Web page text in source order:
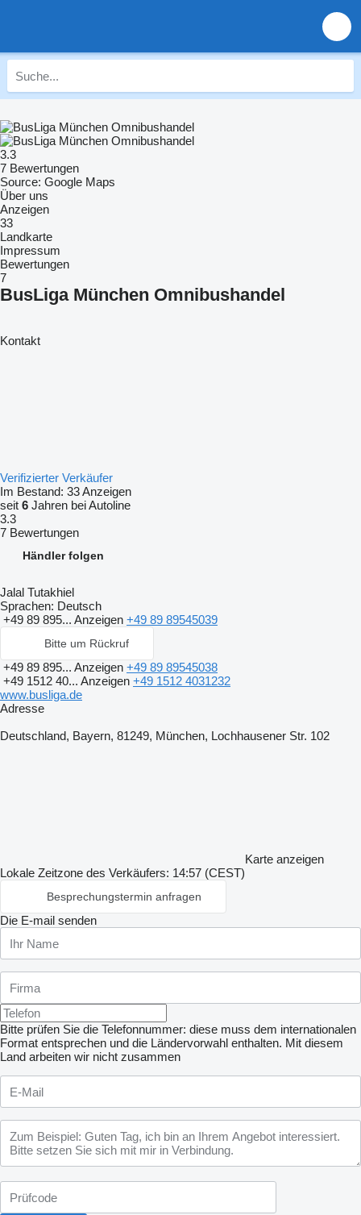
3.3
7 Bewertungen
Source: Google Maps
Über uns
Anzeigen
33
Landkarte
Impressum
Bewertungen
7
BusLiga München Omnibushandel
Kontakt
Verifizierter Verkäufer
Im Bestand: 33 Anzeigen
seit 6 Jahren bei Autoline
3.3
7 Bewertungen
Händler folgen
Jalal Tutakhiel
Sprachen: Deutsch
+49 89 895... Anzeigen +49 89 89545039
Bitte um Rückruf
+49 89 895... Anzeigen +49 89 89545038
+49 1512 40... Anzeigen +49 1512 4031232
www.busliga.de
Adresse
Deutschland, Bayern, 81249, München, Lochhausener Str. 102
Karte anzeigen
Lokale Zeitzone des Verkäufers: 14:57 (CEST)
Besprechungstermin anfragen
Die E-mail senden
Bitte prüfen Sie die Telefonnummer: diese muss dem internationalen
Format entsprechen und die Ländervorwahl enthalten. Mit diesem
Land arbeiten wir nicht zusammen